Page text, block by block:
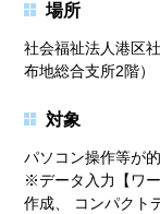
場所
社会福祉法人港区
布地総合支所2階）
対象
パソコン操作等が
※データ入力【ワ
作成、 コンパクト